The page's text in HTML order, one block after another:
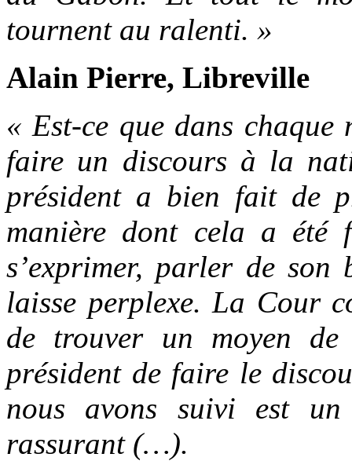
tournent au ralenti. »
Alain Pierre, Libreville
« Est-ce que dans
faire un discours à la
président a bien fait de
manière dont cela a été
s’exprimer, parler de son
laisse perplexe. La Cour
de trouver un moyen
président de faire le
nous avons suivi est
rassurant (…).